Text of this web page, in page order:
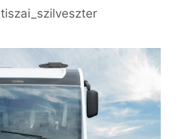
tiszai_szilveszter